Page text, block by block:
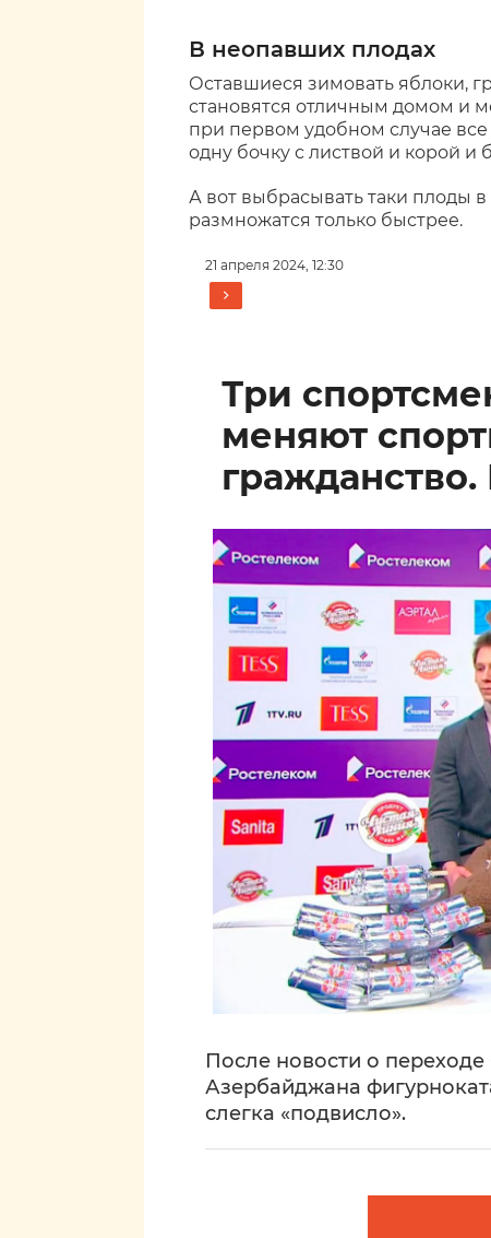
В неопавших плодах
Оставшиеся зимовать яблоки,
становятся отличным домом и
при первом удобном случае
одну бочку с листвой и корой и
А вот выбрасывать таки плоды
размножатся только быстрее.
21 апреля 2024, 12:30
Три
меняют
После новости о
Азербайджана
слегка «подвисло».